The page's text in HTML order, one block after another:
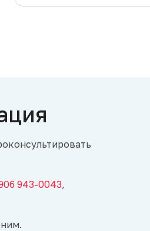
встроенное)!!!Всем
943-0043,